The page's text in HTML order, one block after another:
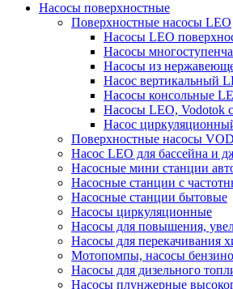
Насосы поверхностные
Поверхностные насосы LEO
Насосы LEO
Насосы
Насосы из
Насос вертикальный
Насосы консольные
Насосы LEO, Vodotok
Насос
Поверхностные насосы
Насос LEO для бассейна и
Насосные мини станции
Насосные станции с
Насосные станции бытовые
Насосы циркуляционные
Насосы для повышения,
Насосы для перекачивания
Мотопомпы, насосы
Насосы для дизельного
Насосы плунжерные